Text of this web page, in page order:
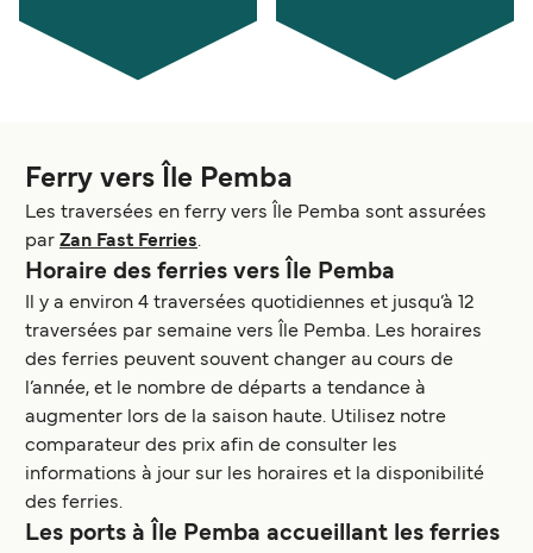
Ferry vers Île Pemba
Les traversées en ferry vers Île Pemba sont assurées
par Zan Fast Ferries.
Horaire des ferries vers Île Pemba
Il y a environ 4 traversées quotidiennes et jusqu’à 12
traversées par semaine vers Île Pemba. Les horaires
des ferries peuvent souvent changer au cours de
l’année, et le nombre de départs a tendance à
augmenter lors de la saison haute. Utilisez notre
comparateur des prix afin de consulter les
informations à jour sur les horaires et la disponibilité
des ferries.
Les ports à Île Pemba accueillant les ferries